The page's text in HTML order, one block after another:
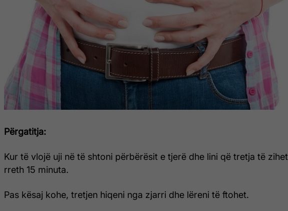
Përgatitja:
Kur të vlojë uji në të shtoni përbërësit e tjerë dhe lini që tretja të zihet
rreth 15 minuta.
Pas kësaj kohe, tretjen hiqeni nga zjarri dhe lëreni të ftohet.